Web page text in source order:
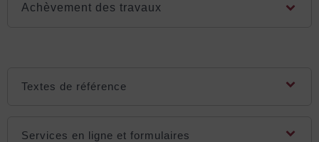
Achèvement des travaux
Textes de référence
Services en ligne et formulaires